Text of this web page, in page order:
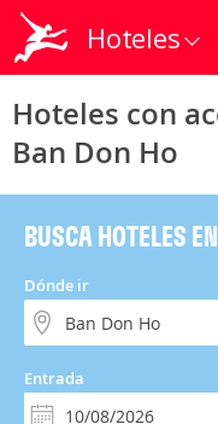
Hoteles
Hoteles con
Ban Don Ho
BUSCA HOTELES
Dónde ir
Entrada